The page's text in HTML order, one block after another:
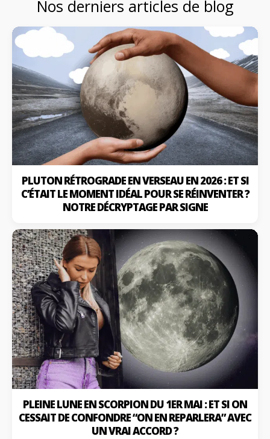
Nos derniers articles de blog
PLUTON RÉTROGRADE EN VERSEAU EN 2026 : ET SI
C’ÉTAIT LE MOMENT IDÉAL POUR SE RÉINVENTER ?
NOTRE DÉCRYPTAGE PAR SIGNE
PLEINE LUNE EN SCORPION DU 1ER MAI : ET SI ON
CESSAIT DE CONFONDRE “ON EN REPARLERA” AVEC
UN VRAI ACCORD ?